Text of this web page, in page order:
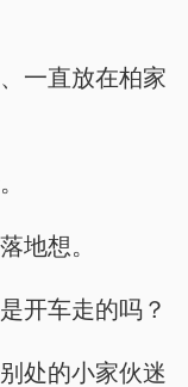
一直放在柏家
地想。
开车走的吗？
处的小家伙迷